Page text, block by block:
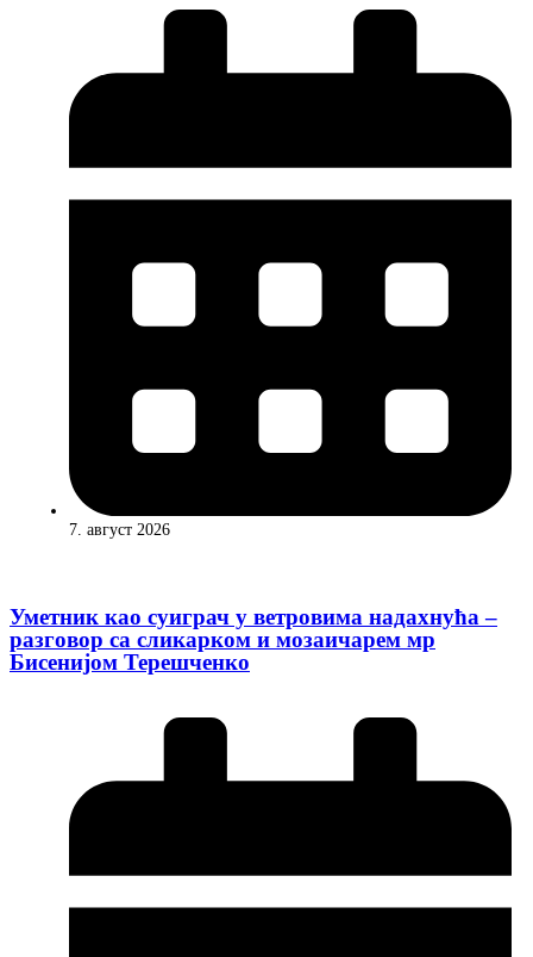
7. август 2026
Уметник као суиграч у ветровима надахнућа –
разговор са сликарком и мозаичарем мр
Бисенијом Терешченко